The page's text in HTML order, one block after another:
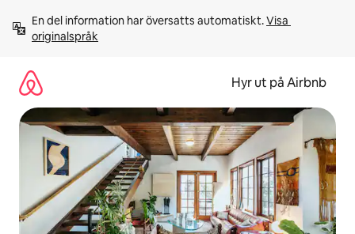
innehåll
En del information har översatts automatiskt. Visa
originalspråk
Hyr ut på Airbnb